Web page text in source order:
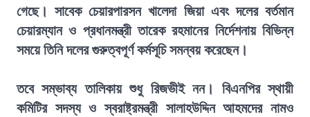
গেছে। সাবেক চেয়ারপারসন খালেদা জিয়া এবং দলের বর্তমান
চেয়ারম্যান ও প্রধানমন্ত্রী তারেক রহমানের নির্দেশনায় বিভিন্ন
সময়ে তিনি দলের গুরুত্বপূর্ণ কর্মসূচি সমন্বয় করেছেন।
তবে সম্ভাব্য তালিকায় শুধু রিজভীই নন। বিএনপির স্থায়ী
কমিটির সদস্য ও স্বরাষ্ট্রমন্ত্রী সালাহউদ্দিন আহমদের নামও